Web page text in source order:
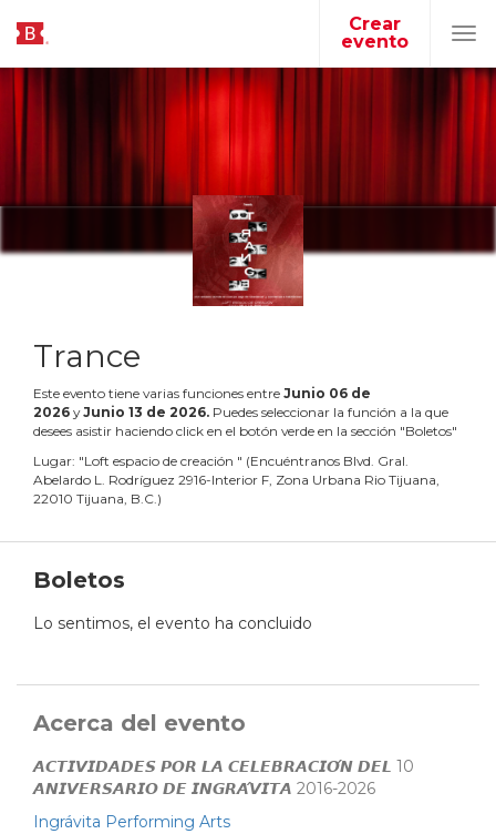
Crear
evento
Trance
Este evento tiene varias funciones entre Junio 06 de
2026 yJunio 13 de 2026. Puedes seleccionar la función a la que
desees asistir haciendo click en el botón verde en la sección "Boletos"
Lugar: "Loft espacio de creación " (Encuéntranos Blvd. Gral.
Abelardo L. Rodríguez 2916-Interior F, Zona Urbana Rio Tijuana,
22010 Tijuana, B.C.)
Boletos
Lo sentimos, el evento ha concluido
Acerca del evento
𝘼𝘾𝙏𝙄𝙑𝙄𝘿𝘼𝘿𝙀𝙎 𝙋𝙊𝙍 𝙇𝘼 𝘾𝙀𝙇𝙀𝘽𝙍𝘼𝘾𝙄𝙊́𝙉 𝘿𝙀𝙇 10
𝘼𝙉𝙄𝙑𝙀𝙍𝙎𝘼𝙍𝙄𝙊 𝘿𝙀 𝙄𝙉𝙂𝙍𝘼́𝙑𝙄𝙏𝘼 2016-2026
Ingrávita Performing Arts